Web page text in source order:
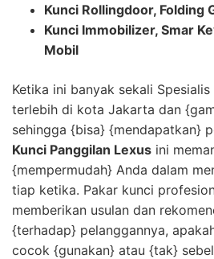
Kunci Rollingdoor, Folding
Kunci Immobilizer, Smar
Mobil
Ketika ini banyak sekali
terlebih di kota Jakarta dan
sehingga {bisa} {mendapatkan}
Kunci Panggilan Lexus ini
{mempermudah} Anda dalam
tiap ketika. Pakar kunci
memberikan usulan dan
{terhadap} pelanggannya,
cocok {gunakan} atau {tak}